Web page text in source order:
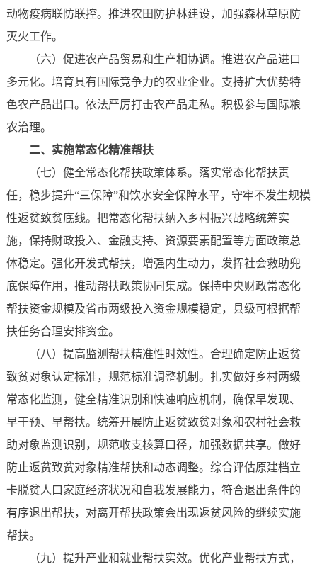
动物疫病联防联控。推进农田防护林建设，加强森林草原防
灭火工作。
（六）促进农产品贸易和生产相协调。推进农产品进口
多元化。培育具有国际竞争力的农业企业。支持扩大优势特
色农产品出口。依法严厉打击农产品走私。积极参与国际粮
农治理。
二、实施常态化精准帮扶
（七）健全常态化帮扶政策体系。落实常态化帮扶责
任，稳步提升“三保障”和饮水安全保障水平，守牢不发生规模
性返贫致贫底线。把常态化帮扶纳入乡村振兴战略统筹实
施，保持财政投入、金融支持、资源要素配置等方面政策总
体稳定。强化开发式帮扶，增强内生动力，发挥社会救助兜
底保障作用，推动帮扶政策协同集成。保持中央财政常态化
帮扶资金规模及省市两级投入资金规模稳定，县级可根据帮
扶任务合理安排资金。
（八）提高监测帮扶精准性时效性。合理确定防止返贫
致贫对象认定标准，规范标准调整机制。扎实做好乡村两级
常态化监测，健全精准识别和快速响应机制，确保早发现、
早干预、早帮扶。统筹开展防止返贫致贫对象和农村社会救
助对象监测识别，规范收支核算口径，加强数据共享。做好
防止返贫致贫对象精准帮扶和动态调整。综合评估原建档立
卡脱贫人口家庭经济状况和自我发展能力，符合退出条件的
有序退出帮扶，对离开帮扶政策会出现返贫风险的继续实施
帮扶。
（九）提升产业和就业帮扶实效。优化产业帮扶方式，